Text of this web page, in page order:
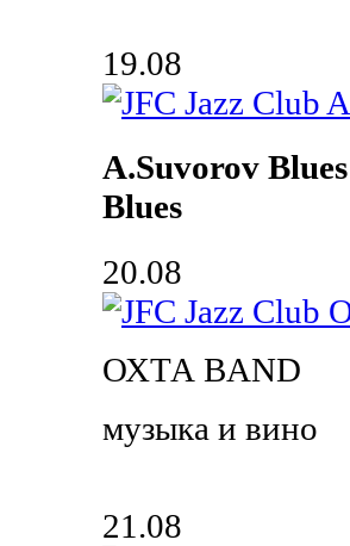
19.08
A.Suvorov
Blues
20.08
ОХТА BAND
музыка и вино
21.08